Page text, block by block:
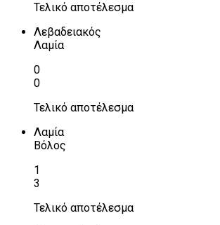
Τελικό αποτέλεσμα
Λεβαδειακός
Λαμία
0
0
Τελικό αποτέλεσμα
Λαμία
Βόλος
1
3
Τελικό αποτέλεσμα